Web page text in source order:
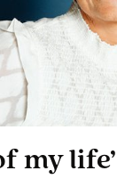
my life’